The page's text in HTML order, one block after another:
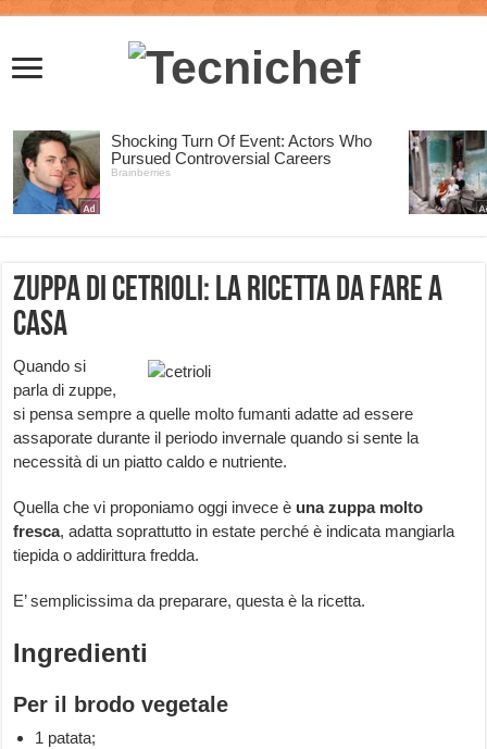
Zuppa di cetrioli: la ricetta da fare a
casa
Quando si
parla di zuppe,
si pensa sempre a quelle molto fumanti adatte ad essere
assaporate durante il periodo invernale quando si sente la
necessità di un piatto caldo e nutriente.
Quella che vi proponiamo oggi invece è una zuppa molto
fresca, adatta soprattutto in estate perché è indicata mangiarla
tiepida o addirittura fredda.
E’ semplicissima da preparare, questa è la ricetta.
Ingredienti
Per il brodo vegetale
1 patata;